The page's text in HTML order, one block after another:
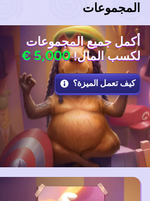
المجموعات
أكمل جميع المجموعات
لكسب المال!
كيف تعمل الميزة؟